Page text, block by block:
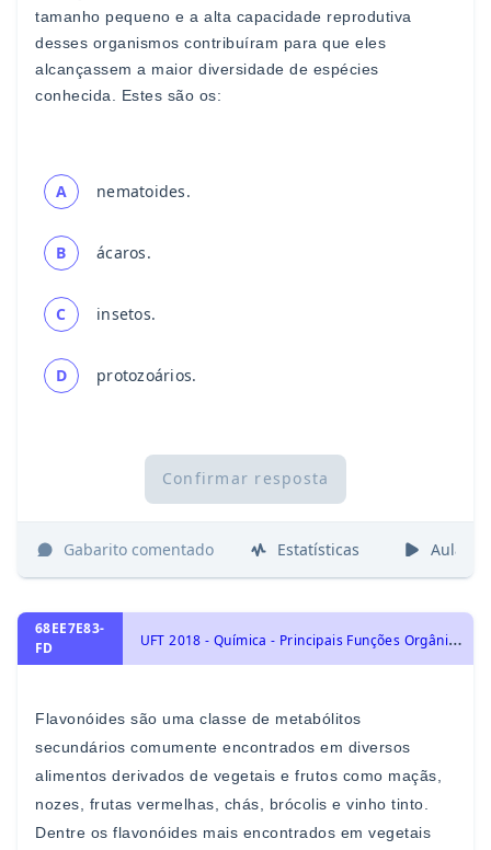
tamanho pequeno e a alta capacidade reprodutiva
desses organismos contribuíram para que eles
alcançassem a maior diversidade de espécies
conhecida. Estes são os:
A nematoides.
B ácaros.
C insetos.
D protozoários.
Confirmar resposta
Gabarito comentado Estatísticas Aulas
68EE7E83-
FD
U
FT 2018 - Química - Principais Funções Orgânicas: Funções Oxigenadas: Álcool, Fenol e Enol., Química Orgânica, Principais Funções Orgânicas: Funções Oxigenadas: Cetona, Aldeído, Éter, Éster, Ácido Carboxílico, Anidrido Orgânico e Cloreto de Ácido., Tipos de Reações Orgânicas: Oxidação, Redução e Polimerização.
Flavonóides são uma classe de metabólitos
secundários comumente encontrados em diversos
alimentos derivados de vegetais e frutos como maçãs,
nozes, frutas vermelhas , chás, brócolis e vinho tinto.
Dentre os flavonóides mais encontrados em vegetais